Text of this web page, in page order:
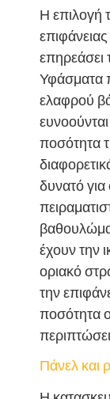
Η επιλογή
επηρεάσει
Υφάσματα
ελαφρού
ποσότητα
δυνατό
έχουν την
οριακό
την
ποσότητα
Πάνελ και